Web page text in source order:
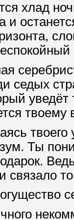
хлад
и
седых
твоему
Ты
связало